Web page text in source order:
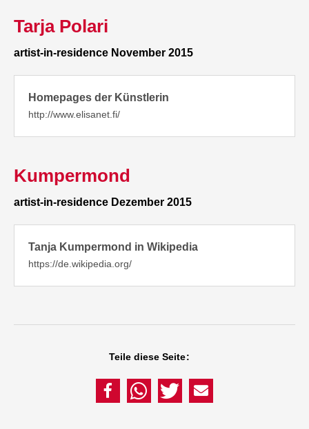
Tarja Polari
artist-in-residence November 2015
Homepages der Künstlerin
http://www.elisanet.fi/
Kumpermond
artist-in-residence Dezember 2015
Tanja Kumpermond in Wikipedia
https://de.wikipedia.org/
Teile diese Seite: